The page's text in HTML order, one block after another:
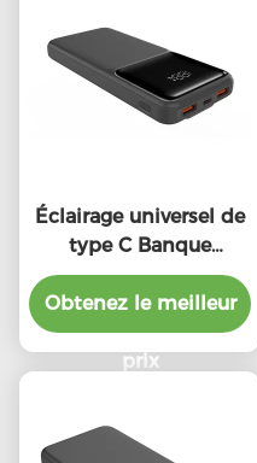
Éclairage universel de
type C Banque
d'alimentation par
câble Noir Blanc
Protection contre les
surcharges
Obtenez le meilleur
prix